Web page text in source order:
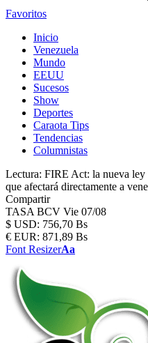
Favoritos
Inicio
Venezuela
Mundo
EEUU
Sucesos
Show
Deportes
Caraota Tips
Tendencias
Columnistas
Lectura: FIRE Act: la nueva ley
que afectará directamente a
Compartir
TASA BCV Vie 07/08
$ USD: 756,70 Bs
€ EUR: 871,89 Bs
Font ResizerAa